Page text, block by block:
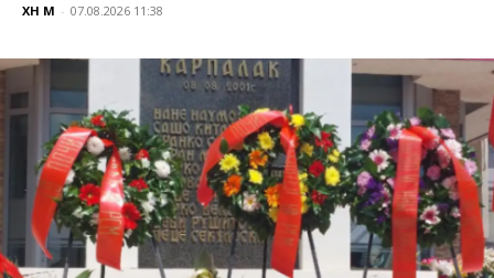
XH M - 07.08.2026 11:38